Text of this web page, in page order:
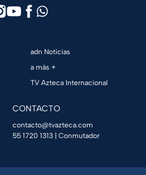
adn Noticias
a más +
TV Azteca Internacional
CONTACTO
contacto@tvazteca.com
55 1720 1313 | Conmutador